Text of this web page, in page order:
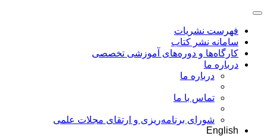
فهرست نشریات
سامانه نشر کتاب
کارگاه‌ها و دوره‌های آموزشی تخصصی
درباره ما
درباره ما
تماس با ما
شورای برنامه‌ریزی و ارتقای مجلات علمی
English